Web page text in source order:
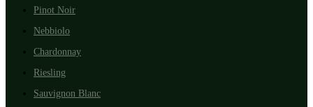
Pinot Noir
Nebbiolo
Chardonnay
Riesling
Sauvignon Blanc